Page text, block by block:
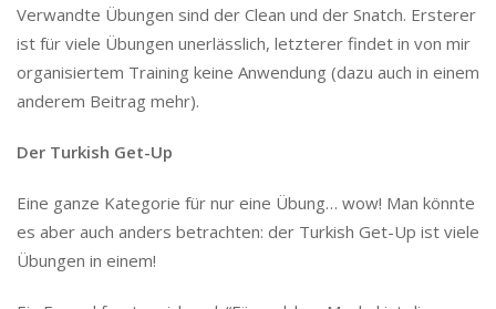
Verwandte Übungen sind der Clean und der Snatch. Ersterer
ist für viele Übungen unerlässlich, letzterer findet in von mir
organisiertem Training keine Anwendung (dazu auch in einem
anderem Beitrag mehr).
Der Turkish Get-Up
Eine ganze Kategorie für nur eine Übung… wow! Man könnte
es aber auch anders betrachten: der Turkish Get-Up ist viele
Übungen in einem!